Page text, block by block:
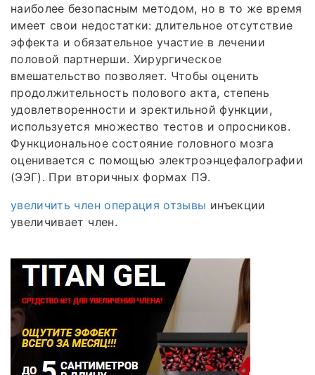
наиболее безопасным методом, но в то же время
имеет свои недостатки: длительное отсутствие
эффекта и обязательное участие в лечении
половой партнерши. Хирургическое
вмешательство позволяет. Чтобы оценить
продолжительность полового акта, степень
удовлетворенности и эректильной функции,
используется множество тестов и опросников.
Функциональное состояние головного мозга
оценивается с помощью электроэнцефалографии
(ЭЭГ). При вторичных формах ПЭ.
увеличить член операция отзывы инъекции
увеличивает член.